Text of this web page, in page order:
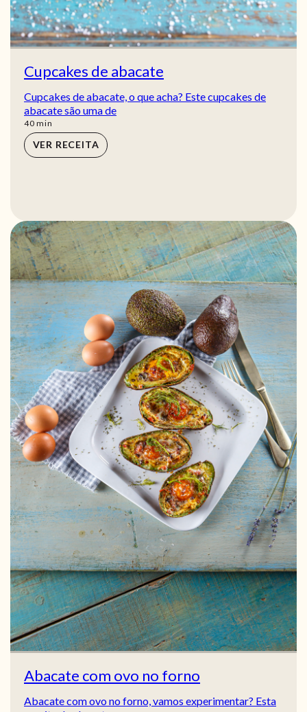
Cupcakes de abacate
Cupcakes de abacate, o que acha? Este cupcakes de
abacate são uma de
40min
min
VER RECEITA
Abacate com ovo no forno
Abacate com ovo no forno, vamos experimentar? Esta